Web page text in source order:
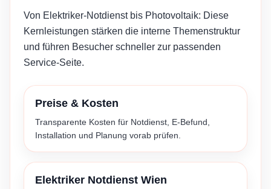
Von Elektriker-Notdienst bis Photovoltaik: Diese
Kernleistungen stärken die interne Themenstruktur
und führen Besucher schneller zur passenden
Service-Seite.
Preise & Kosten
Transparente Kosten für Notdienst, E-Befund,
Installation und Planung vorab prüfen.
Elektriker Notdienst Wien